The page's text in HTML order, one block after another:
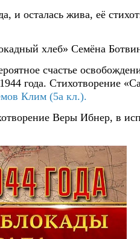
и осталась жива, её
хлеб» Семёна
счастье
года. Стихотворение
Клим (5а кл.).
Веры Ибнер, в